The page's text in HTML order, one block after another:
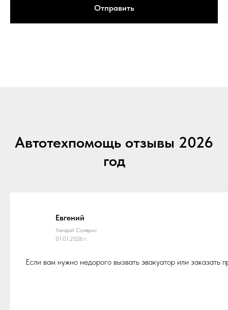
Отправить
Автотехпомощь отзывы 2026
год
Евгений
Хендай Солярис
01.01.2026 г.
Если вам нужно недорого вызвать эвакуатор или